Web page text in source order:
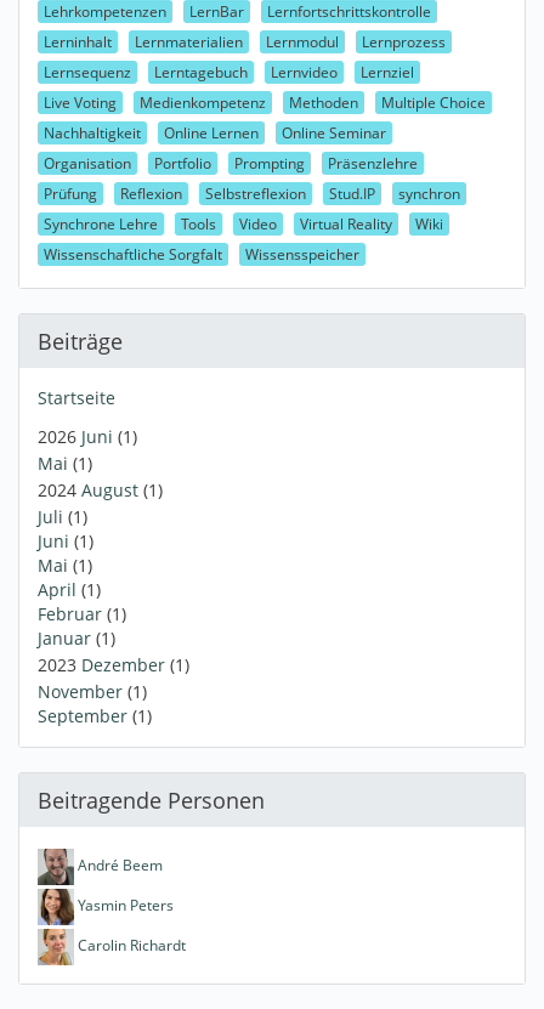
Lehrkompetenzen
LernBar
Lernfortschrittskontrolle
Lerninhalt
Lernmaterialien Lernmodul
Lernprozess
Lernsequenz
Lerntagebuch Lernvideo
Lernziel
Live Voting
Medienkompetenz Methoden
Multiple Choice
Nachhaltigkeit
Online Lernen
Online Seminar
Organisation
Portfolio Prompting
Präsenzlehre
Prüfung
Reflexion Selbstreflexion Stud.IP
synchron
Synchrone Lehre
Tools Video Virtual Reality
Wiki
Wissenschaftliche Sorgfalt
Wissensspeicher
Beiträge
Startseite
2026 Juni (1)
Mai (1)
2024 August (1)
Juli (1)
Juni (1)
Mai (1)
April (1)
Februar (1)
Januar (1)
2023 Dezember (1)
November (1)
September (1)
Beitragende Personen
André Beem
Yasmin Peters
Carolin Richardt